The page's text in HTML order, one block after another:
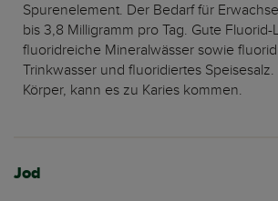
Spurenelement. Der Bedarf für
bis 3,8 Milligramm pro Tag. Gute
fluoridreiche Mineralwässer sowie
Trinkwasser und fluoridiertes
Körper, kann es zu Karies kommen.
Jod